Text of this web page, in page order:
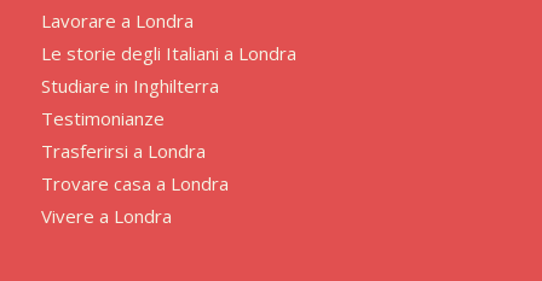
Lavorare a Londra
Le storie degli Italiani a Londra
Studiare in Inghilterra
Testimonianze
Trasferirsi a Londra
Trovare casa a Londra
Vivere a Londra